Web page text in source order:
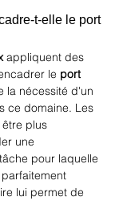
t-elle le port
appliquent des
le port
la nécessité d'un
ce domaine. Les
plus
une
pour laquelle
lui permet de